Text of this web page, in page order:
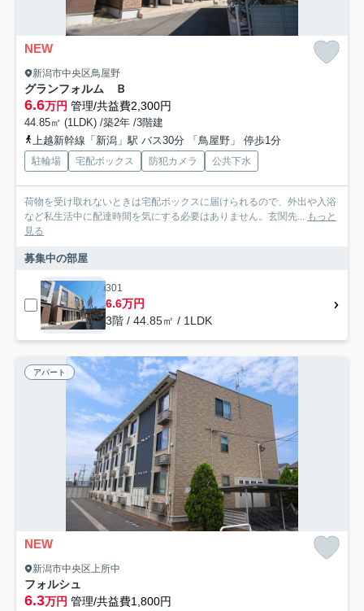
NEW
新潟市中央区鳥屋野
グランフォルム Ｂ
6.6万円 管理/共益費2,300円
44.85㎡ (1LDK) /築2年 /3階建
上越新幹線「新潟」駅 バス30分 「鳥屋野」 停歩1分
駐輪場 宅配ボックス 防犯カメラ 公共下水
荷物を受け取れないときは宅配ボックスに届けられるので、外出や入浴
など私生活中に配達時間を気にする必要はありません。玄関先... もっと
見る
募集中の部屋
301
6.6万円
3階 / 44.85㎡ / 1LDK
アパート
NEW
新潟市中央区上所中
フォルシュ
6.3万円 管理/共益費1,800円